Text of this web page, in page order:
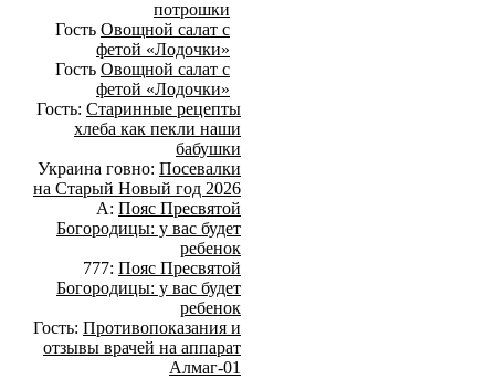
потрошки
Гость Овощной салат с
фетой «Лодочки»
Гость Овощной салат с
фетой «Лодочки»
Гость: Старинные рецепты
хлеба как пекли наши
бабушки
Украина говно: Посевалки
на Старый Новый год 2026
А: Пояс Пресвятой
Богородицы: у вас будет
ребенок
777: Пояс Пресвятой
Богородицы: у вас будет
ребенок
Гость: Противопоказания и
отзывы врачей на аппарат
Алмаг-01